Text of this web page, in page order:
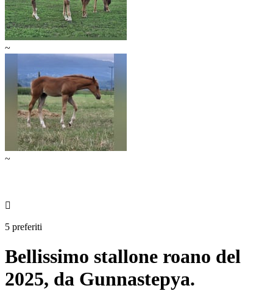
~
~

5 preferiti
Bellissimo stallone roano del
2025, da Gunnastepya.